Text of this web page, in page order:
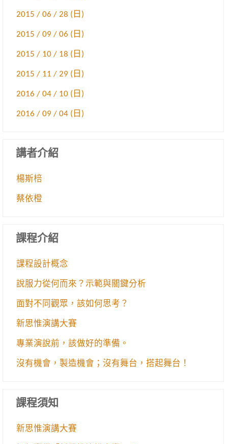
2015 / 06 / 28 (日)
2015 / 09 / 06 (日)
2015 / 10 / 18 (日)
2015 / 11 / 29 (日)
2016 / 04 / 10 (日)
2016 / 09 / 04 (日)
講者介紹
楊斯棓
蔡依橙
課程介紹
課程設計概念
說服力從何而來？示範與關鍵分析
面對不同觀眾，該如何思考？
新思惟演講大賽
專業演說前，該做好的準備。
沒有機會，製造機會；沒有舞台，搭起舞台！
課程須知
新思惟演講大賽